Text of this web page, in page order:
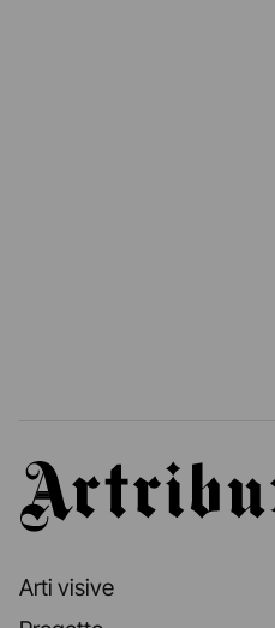
Artribune
Arti visive